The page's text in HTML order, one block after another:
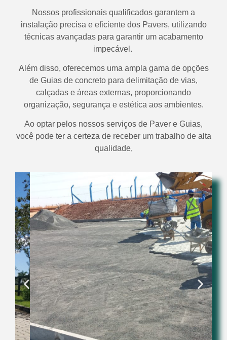
Nossos profissionais qualificados garantem a
instalação precisa e eficiente dos Pavers, utilizando
técnicas avançadas para garantir um acabamento
impecável.
Além disso, oferecemos uma ampla gama de opções
de Guias de concreto para delimitação de vias,
calçadas e áreas externas, proporcionando
organização, segurança e estética aos ambientes.
Ao optar pelos nossos serviços de Paver e Guias,
você pode ter a certeza de receber um trabalho de alta
qualidade,